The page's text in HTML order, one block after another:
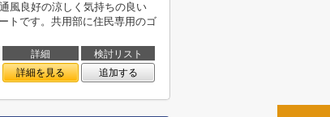
風良好の涼しく気持ちの良い
トです。共用部に住民専用のゴ
詳細
検討リスト
詳細を見る 追加する